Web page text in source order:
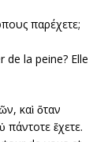
παρέχετε;
de la peine? Elle
καὶ ὅταν
πάντοτε ἔχετε.